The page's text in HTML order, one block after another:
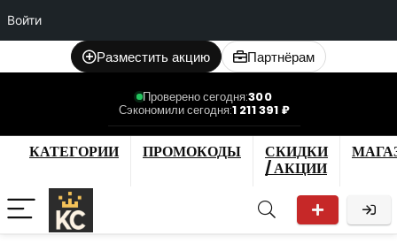
Войти
Разместить акцию Партнёрам
Проверено сегодня:300
Сэкономили сегодня:1 211 391 ₽
КАТЕГОРИИ ПРОМОКОДЫ
СКИДКИ
/ АКЦИИ